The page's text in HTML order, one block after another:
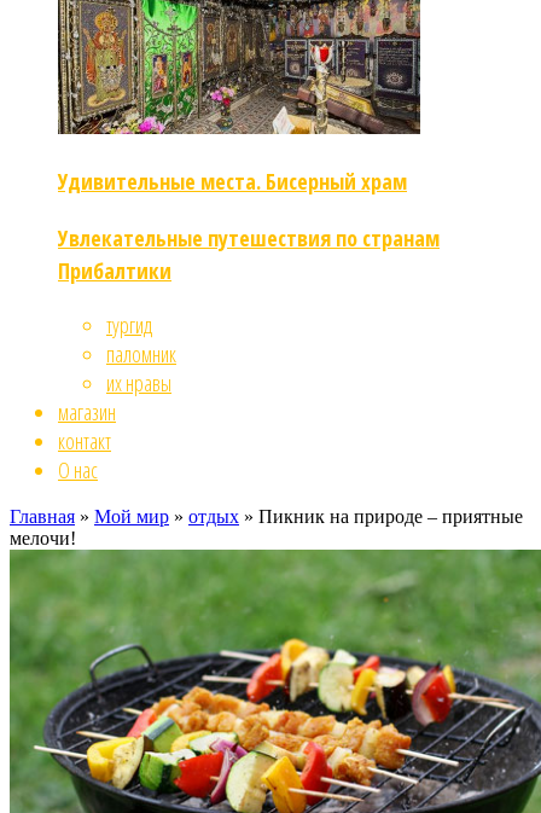
Удивительные места. Бисерный храм
Увлекательные путешествия по странам
Прибалтики
тургид
паломник
их нравы
магазин
контакт
О нас
Главная » Мой мир » отдых » Пикник на природе – приятные
мелочи!